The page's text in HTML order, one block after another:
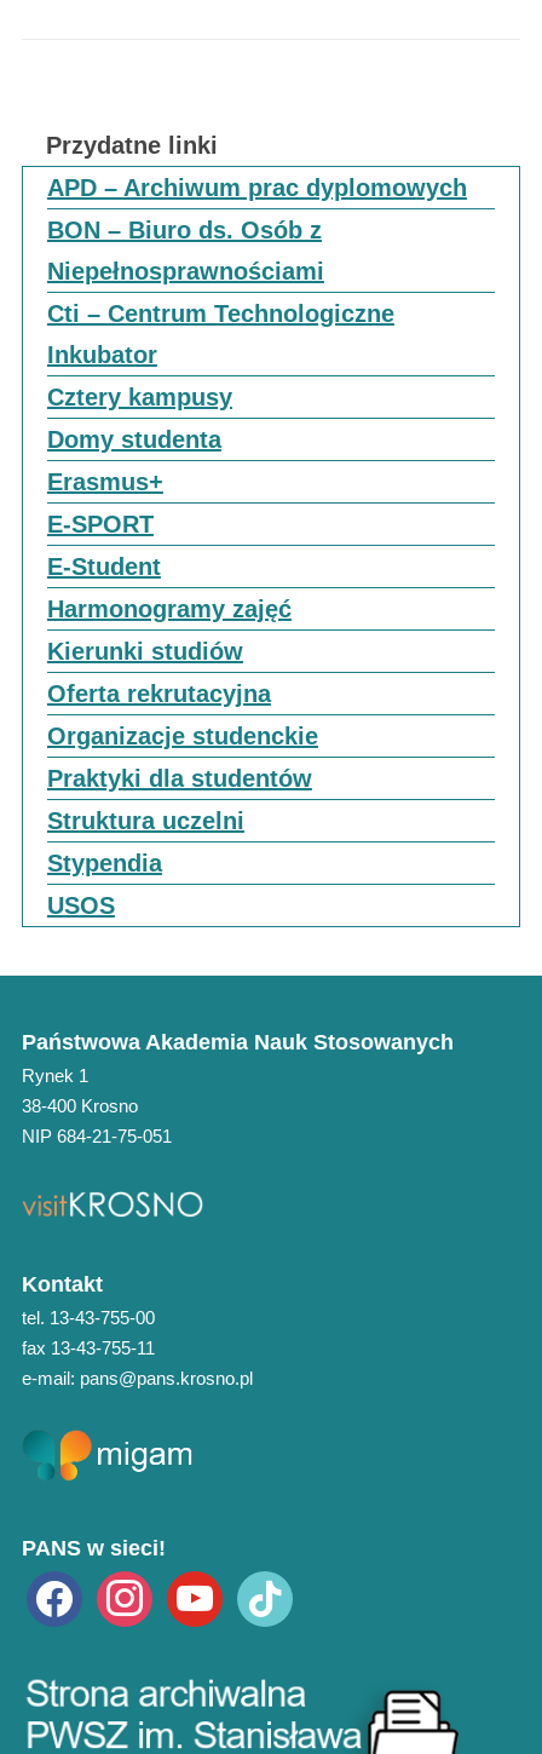
Przydatne linki
APD – Archiwum prac dyplomowych
BON – Biuro ds. Osób z
Niepełnosprawnościami
Cti – Centrum Technologiczne
Inkubator
Cztery kampusy
Domy studenta
Erasmus+
E-SPORT
E-Student
Harmonogramy zajęć
Kierunki studiów
Oferta rekrutacyjna
Organizacje studenckie
Praktyki dla studentów
Struktura uczelni
Stypendia
USOS
Państwowa Akademia Nauk Stosowanych
Rynek 1
38-400 Krosno
NIP 684-21-75-051
Kontakt
tel. 13-43-755-00
fax 13-43-755-11
e-mail: pans@pans.krosno.pl
PANS w sieci!
facebook instagramyoutube tiktok